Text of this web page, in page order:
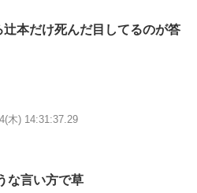
本だけ死んだ目してるのが答
木) 14:31:37.29
な言い方で草